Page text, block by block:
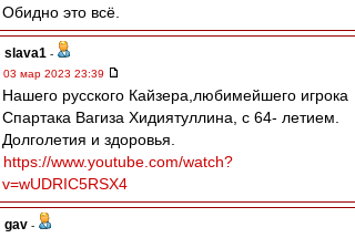
Обидно это всё.
slava1 -
03 мар 2023 23:39
Нашего русского Кайзера,любимейшего игрока
Спартака Вагиза Хидиятуллина, с 64- летием.
Долголетия и здоровья.
https://www.youtube.com/watch?
v=wUDRIC5RSX4
gav -